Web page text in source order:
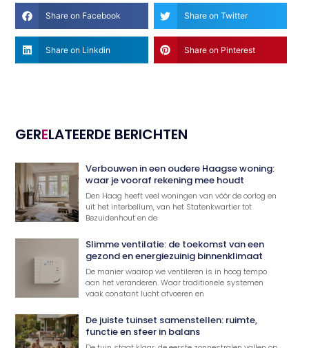
Share on Facebook Share on Twitter
Share on Linkdin Share on Pinterest
GERELATEERDE BERICHTEN
Verbouwen in een oudere Haagse woning:
waar je vooraf rekening mee houdt
Den Haag heeft veel woningen van vóór de oorlog en
uit het interbellum, van het Statenkwartier tot
Bezuidenhout en de
Slimme ventilatie: de toekomst van een
gezond en energiezuinig binnenklimaat
De manier waarop we ventileren is in hoog tempo
aan het veranderen. Waar traditionele systemen
vaak constant lucht afvoeren en
De juiste tuinset samenstellen: ruimte,
functie en sfeer in balans